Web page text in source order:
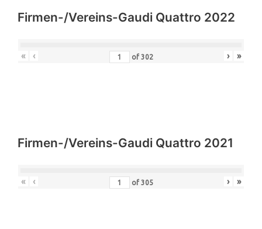
Firmen-/Vereins-Gaudi Quattro 2022
« ‹ of 302 › »
Firmen-/Vereins-Gaudi Quattro 2021
« ‹ of 305 › »